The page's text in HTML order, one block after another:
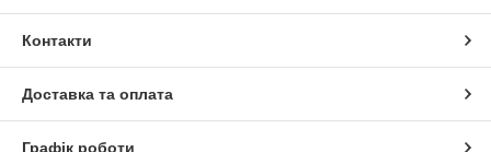
Контакти
Доставка та оплата
Графік роботи